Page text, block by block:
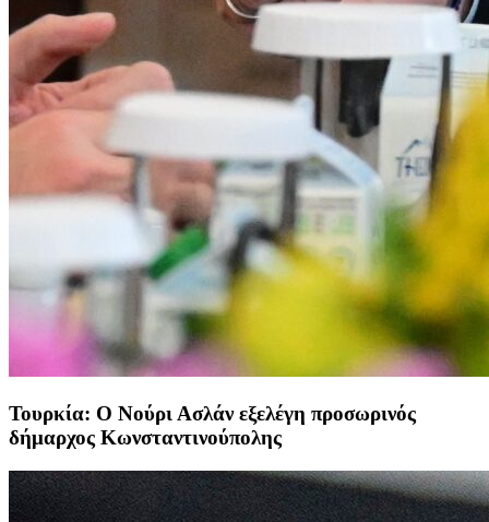
Τουρκία: O Νούρι Ασλάν εξελέγη προσωρινός
δήμαρχος Κωνσταντινούπολης